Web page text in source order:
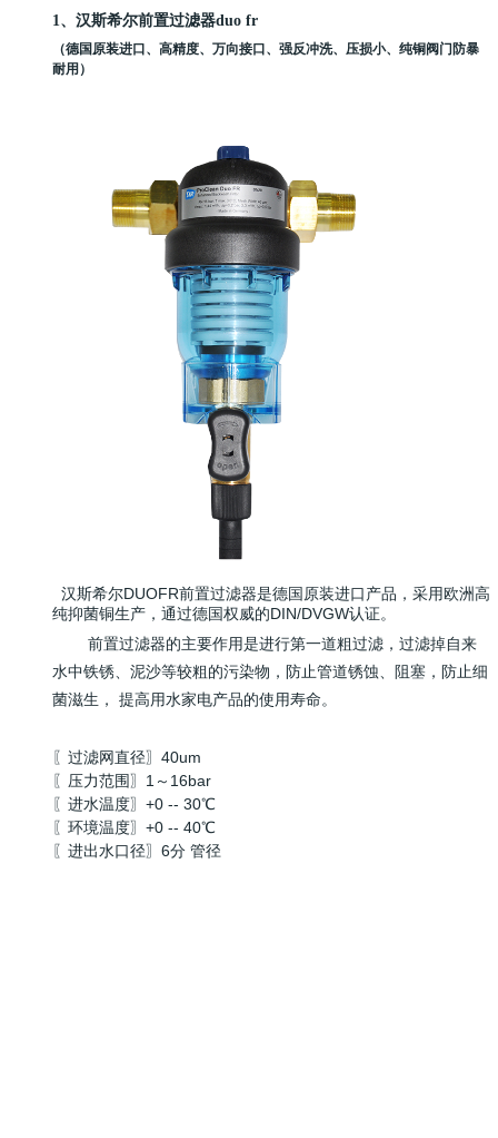
1、汉斯希尔前置过滤器duo fr
（德国原装进口、高精度、万向接口、强反冲洗、压损小、纯铜阀门防暴
耐用）
汉斯希尔DUOFR前置过滤器是德国原装进口产品，采用欧洲高
纯抑菌铜生产，通过德国权威的DIN/DVGW认证。
前置过滤器的主要作用是进行第一道粗过滤，过滤掉自来
水中铁锈、泥沙等较粗的污染物，防止管道锈蚀、阻塞，防止细
菌滋生， 提高用水家电产品的使用寿命。
〖过滤网直径〗40um
〖压力范围〗1～16bar
〖进水温度〗+0 -- 30℃
〖环境温度〗+0 -- 40℃
〖进出水口径〗6分 管径